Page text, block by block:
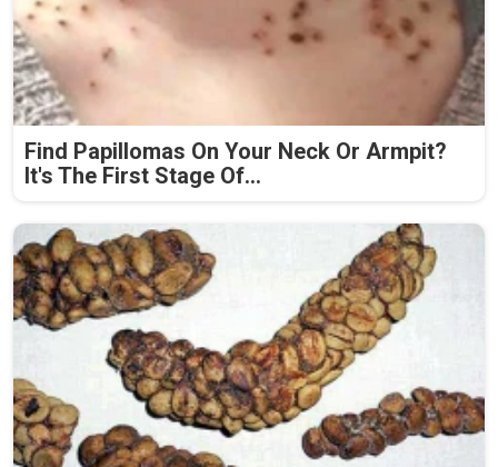
Find Papillomas On Your Neck Or Armpit?
It's The First Stage Of...